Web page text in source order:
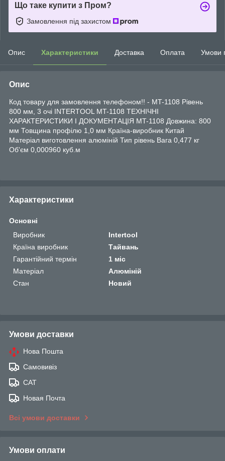
Що таке купити з Пром?
Замовлення під захистом
Опис Характеристики Доставка Оплата Умови
Опис
Код товару для замовлення телефоном!! - MT-1108 Рівень
800 мм, 3 очі INTERTOOL MT-1108 ТЕХНІЧНІ
ХАРАКТЕРИСТИКИ І ДОКУМЕНТАЦІЯ MT-1108 Довжина: 800
мм Товщина профілю 1,0 мм Країна-виробник Китай
Матеріал виготовлення алюміній Тип рівень Вага 0,477 кг
Об'єм 0,000960 куб.м
Характеристики
Основні
Виробник
Intertool
Країна виробник
Тайвань
Гарантійний термін
1 міс
Матеріал
Алюміній
Стан
Новий
Умови доставки
Нова Пошта
Самовивіз
САТ
Новая Почта
Всі умови доставки
Умови оплати